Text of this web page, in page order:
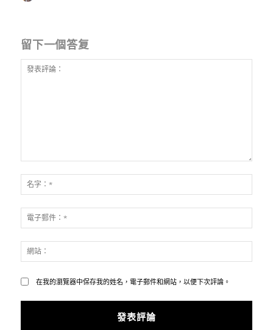
留下一個答复
表
評
論：
字：
*
子
郵
*站：
在我的瀏覽器中保存我的姓名，電子郵件和網站，以便下次評論。